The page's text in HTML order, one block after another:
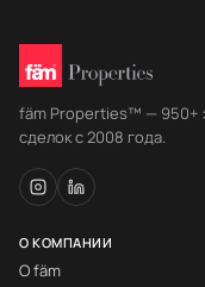
fäm Properties™ — 950+
сделок с 2008 года.
О КОМПАНИИ
О fäm